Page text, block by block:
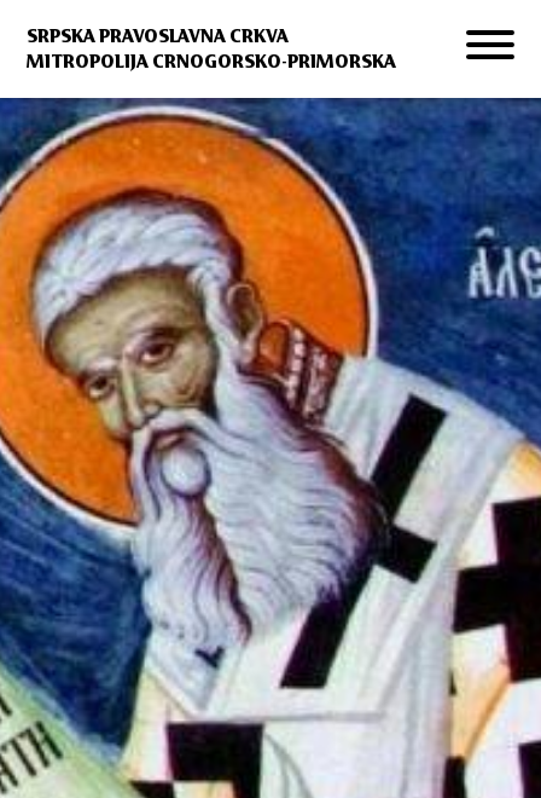
SRPSKA PRAVOSLAVNA CRKVA
MITROPOLIJA CRNOGORSKO-PRIMORSKA